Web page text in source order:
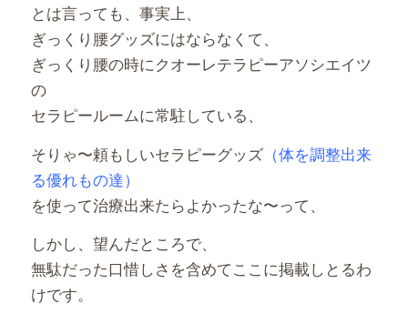
とは言っても、事実上、
ぎっくり腰グッズにはならなくて、
ぎっくり腰の時にクオーレテラピーアソシエイツ
の
セラピールームに常駐している、
そりゃ〜頼もしいセラピーグッズ（体を調整出来
る優れもの達）
を使って治療出来たらよかったな〜って、
しかし、望んだところで、
無駄だった口惜しさを含めてここに掲載しとるわ
けです。